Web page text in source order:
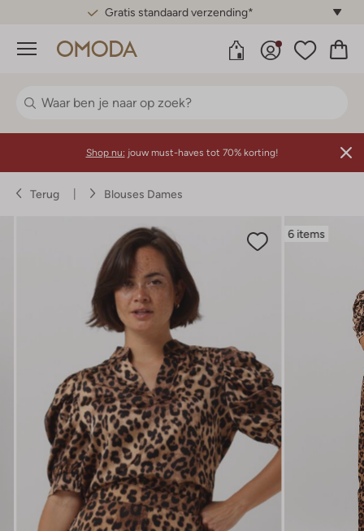
Gratis standaard verzending*
Menu
Shop nu: jouw must-haves tot 70% korting!
Terug Blouses Dames
6 items